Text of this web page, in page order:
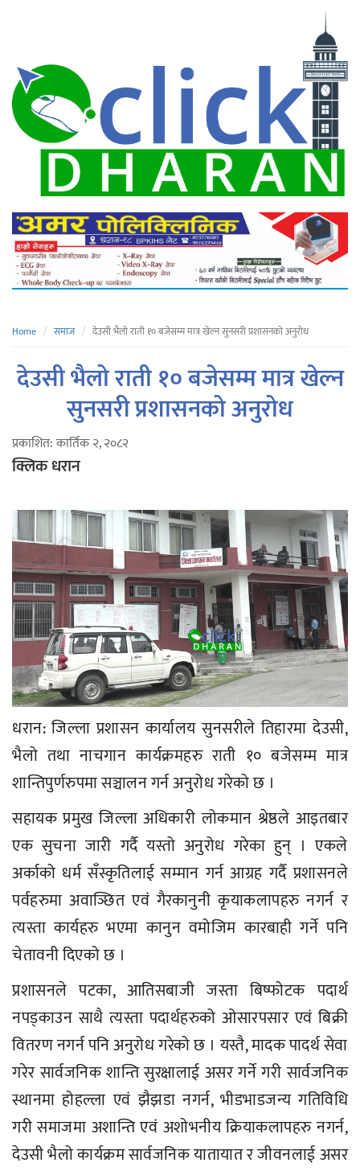
Home समाज देउसी भैलो राती १० बजेसम्म मात्र खेल्न सुनसरी प्रशासनको अनुरोध
देउसी भैलो राती १० बजेसम्म मात्र खेल्न
सुनसरी प्रशासनको अनुरोध
प्रकाशित: कार्तिक २, २०८२
क्लिक धरान
धरान: जिल्ला प्रशासन कार्यालय सुनसरीले तिहारमा देउसी,
भैलो तथा नाचगान कार्यक्रमहरु राती १० बजेसम्म मात्र
शान्तिपुर्णरुपमा सञ्चालन गर्न अनुरोध गरेको छ ।
सहायक प्रमुख जिल्ला अधिकारी लोकमान श्रेष्ठले आइतबार
एक सुचना जारी गर्दै यस्तो अनुरोध गरेका हुन् । एकले
अर्काको धर्म सँस्कृतिलाई सम्मान गर्न आग्रह गर्दै प्रशासनले
पर्वहरुमा अवाञ्छित एवं गैरकानुनी कृयाकलापहरु नगर्न र
त्यस्ता कार्यहरु भएमा कानुन वमोजिम कारबाही गर्ने पनि
चेतावनी दिएको छ ।
प्रशासनले पटका, आतिसबाजी जस्ता बिष्फोटक पदार्थ
नपड्काउन साथै त्यस्ता पदार्थहरुको ओसारपसार एवं बिक्री
वितरण नगर्न पनि अनुरोध गरेको छ । यस्तै, मादक पादर्थ सेवा
गरेर सार्वजनिक शान्ति सुरक्षालाई असर गर्ने गरी सार्वजनिक
स्थानमा होहल्ला एवं झैझडा नगर्न, भीडभाडजन्य गतिविधि
गरी समाजमा अशान्ति एवं अशोभनीय क्रियाकलापहरु नगर्न,
देउसी भैलो कार्यक्रम सार्वजनिक यातायात र जीवनलाई असर